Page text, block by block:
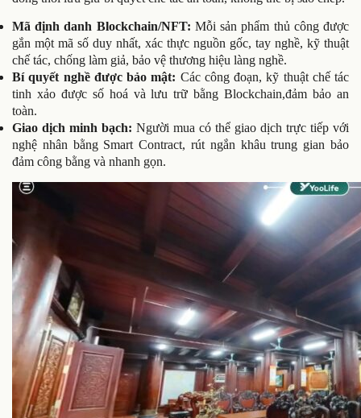
Mã định danh Blockchain/NFT: Mỗi sản phẩm thủ công được
gắn một mã số duy nhất, xác thực nguồn gốc, tay nghề, kỹ thuật
chế tác, chống làm giả, bảo vệ thương hiệu làng nghề.
Bí quyết nghề được bảo mật: Các công đoạn, kỹ thuật chế tác
tinh xảo được số hoá và lưu trữ bằng Blockchain,đảm bảo an
toàn.
Giao dịch minh bạch: Người mua có thể giao dịch trực tiếp với
nghệ nhân bằng Smart Contract, rút ngắn khâu trung gian bảo
đảm công bằng và nhanh gọn.